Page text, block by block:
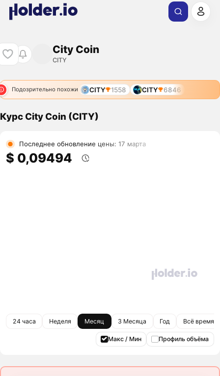
City Coin
CITY
Подозрительно похожи CITY 1558 CITY 6846
Курс City Coin (CITY)
Последнее обновление цены: 17 марта
$ 0,09494
24 часа Неделя Месяц 3 Месяца Год Всё время
Макс / Мин Профиль объёма